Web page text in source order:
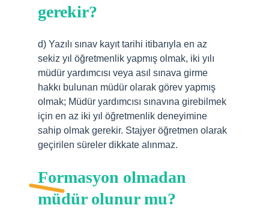
gerekir?
d) Yazılı sınav kayıt tarihi itibarıyla en az
sekiz yıl öğretmenlik yapmış olmak, iki yılı
müdür yardımcısı veya asıl sınava girme
hakkı bulunan müdür olarak görev yapmış
olmak; Müdür yardımcısı sınavına girebilmek
için en az iki yıl öğretmenlik deneyimine
sahip olmak gerekir. Stajyer öğretmen olarak
geçirilen süreler dikkate alınmaz.
Formasyon olmadan
müdür olunur mu?